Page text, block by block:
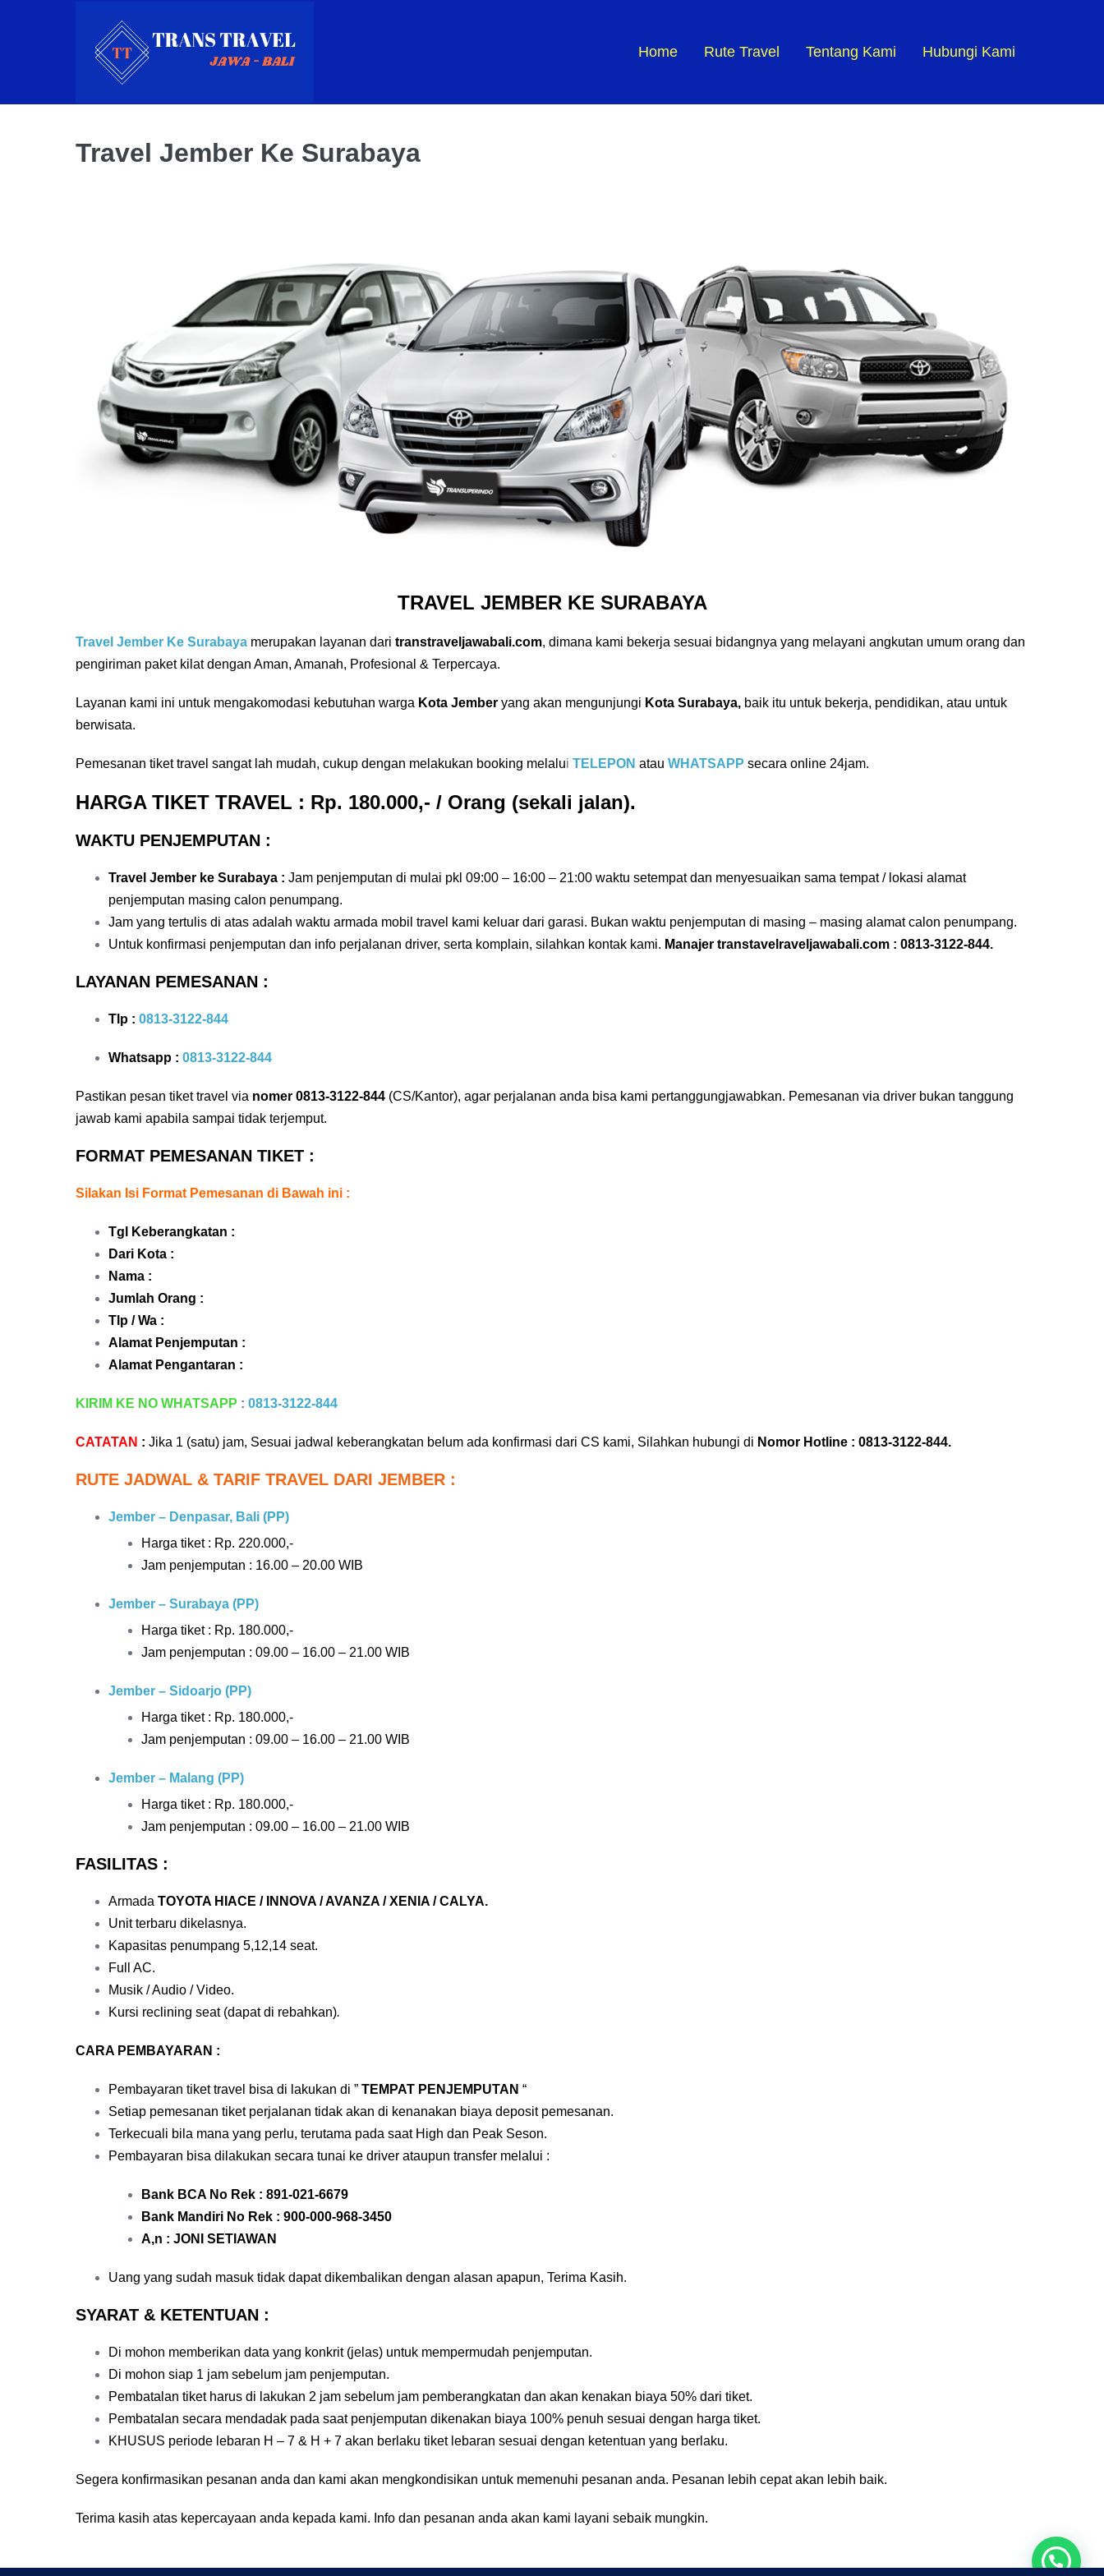
Home Rute Travel Tentang Kami Hubungi Kami
Travel Jember Ke Surabaya
TRAVEL JEMBER KE SURABAYA
Travel Jember Ke Surabaya merupakan layanan dari transtraveljawabali.com, dimana kami bekerja sesuai bidangnya yang melayani angkutan umum orang dan
pengiriman paket kilat dengan Aman, Amanah, Profesional & Terpercaya.
Layanan kami ini untuk mengakomodasi kebutuhan warga Kota Jember yang akan mengunjungi Kota Surabaya, baik itu untuk bekerja, pendidikan, atau untuk
berwisata.
Pemesanan tiket travel sangat lah mudah, cukup dengan melakukan booking melalui TELEPON atau WHATSAPP secara online 24jam.
HARGA TIKET TRAVEL : Rp. 180.000,- / Orang (sekali jalan).
WAKTU PENJEMPUTAN :
Travel Jember ke Surabaya : Jam penjemputan di mulai pkl 09:00 – 16:00 – 21:00 waktu setempat dan menyesuaikan sama tempat / lokasi alamat
penjemputan masing calon penumpang.
Jam yang tertulis di atas adalah waktu armada mobil travel kami keluar dari garasi. Bukan waktu penjemputan di masing – masing alamat calon penumpang.
Untuk konfirmasi penjemputan dan info perjalanan driver, serta komplain, silahkan kontak kami. Manajer transtavelraveljawabali.com : 0813-3122-844.
LAYANAN PEMESANAN :
Tlp : 0813-3122-844
Whatsapp : 0813-3122-844
Pastikan pesan tiket travel via nomer 0813-3122-844 (CS/Kantor), agar perjalanan anda bisa kami pertanggungjawabkan. Pemesanan via driver bukan tanggung
jawab kami apabila sampai tidak terjemput.
FORMAT PEMESANAN TIKET :
Silakan Isi Format Pemesanan di Bawah ini :
Tgl Keberangkatan :
Dari Kota :
Nama :
Jumlah Orang :
Tlp / Wa :
Alamat Penjemputan :
Alamat Pengantaran :
KIRIM KE NO WHATSAPP : 0813-3122-844
CATATAN : Jika 1 (satu) jam, Sesuai jadwal keberangkatan belum ada konfirmasi dari CS kami, Silahkan hubungi di Nomor Hotline : 0813-3122-844.
RUTE JADWAL & TARIF TRAVEL DARI JEMBER :
Jember – Denpasar, Bali (PP)
Harga tiket : Rp. 220.000,-
Jam penjemputan : 16.00 – 20.00 WIB
Jember – Surabaya (PP)
Harga tiket : Rp. 180.000,-
Jam penjemputan : 09.00 – 16.00 – 21.00 WIB
Jember – Sidoarjo (PP)
Harga tiket : Rp. 180.000,-
Jam penjemputan : 09.00 – 16.00 – 21.00 WIB
Jember – Malang (PP)
Harga tiket : Rp. 180.000,-
Jam penjemputan : 09.00 – 16.00 – 21.00 WIB
FASILITAS :
Armada TOYOTA HIACE / INNOVA /AVANZA / XENIA / CALYA.
Unit terbaru dikelasnya.
Kapasitas penumpang 5,12,14 seat.
Full AC.
Musik / Audio / Video.
Kursi reclining seat (dapat di rebahkan).
CARA PEMBAYARAN :
Pembayaran tiket travel bisa di lakukan di ” TEMPAT PENJEMPUTAN “
Setiap pemesanan tiket perjalanan tidak akan di kenanakan biaya deposit pemesanan.
Terkecuali bila mana yang perlu, terutama pada saat High dan Peak Seson.
Pembayaran bisa dilakukan secara tunai ke driver ataupun transfer melalui :
Bank BCA No Rek : 891-021-6679
Bank Mandiri No Rek : 900-000-968-3450
A,n : JONI SETIAWAN
Uang yang sudah masuk tidak dapat dikembalikan dengan alasan apapun, Terima Kasih.
SYARAT & KETENTUAN :
Di mohon memberikan data yang konkrit (jelas) untuk mempermudah penjemputan.
Di mohon siap 1 jam sebelum jam penjemputan.
Pembatalan tiket harus di lakukan 2 jam sebelum jam pemberangkatan dan akan kenakan biaya 50% dari tiket.
Pembatalan secara mendadak pada saat penjemputan dikenakan biaya 100% penuh sesuai dengan harga tiket.
KHUSUS periode lebaran H – 7 & H + 7 akan berlaku tiket lebaran sesuai dengan ketentuan yang berlaku.
Segera konfirmasikan pesanan anda dan kami akan mengkondisikan untuk memenuhi pesanan anda. Pesanan lebih cepat akan lebih baik.
Terima kasih atas kepercayaan anda kepada kami. Info dan pesanan anda akan kami layani sebaik mungkin.